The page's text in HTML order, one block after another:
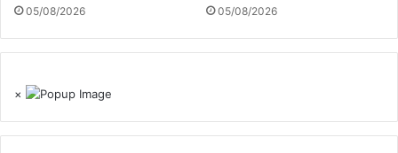
05/08/2026 05/08/2026
×